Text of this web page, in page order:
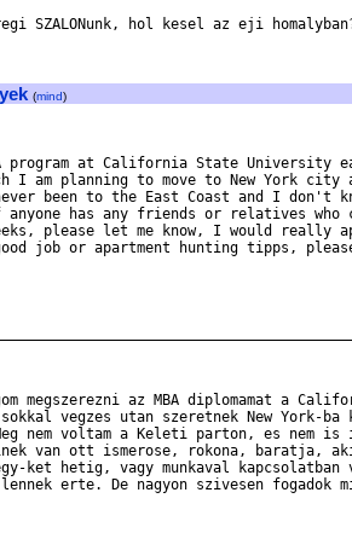
SZALONunk, hol kesel az eji
(mind)
at California State University
I am planning to move to New York city
been to the East Coast and I don't
has any friends or relatives who
please let me know, I would really
job or apartment hunting tipps,
megszerezni az MBA diplomamat a
vegzes utan szeretnek New York-
nem voltam a Keleti parton, es nem is
van ott ismerose, rokona, baratja,
ket hetig, vagy munkaval
erte. De nagyon szivesen fogadok